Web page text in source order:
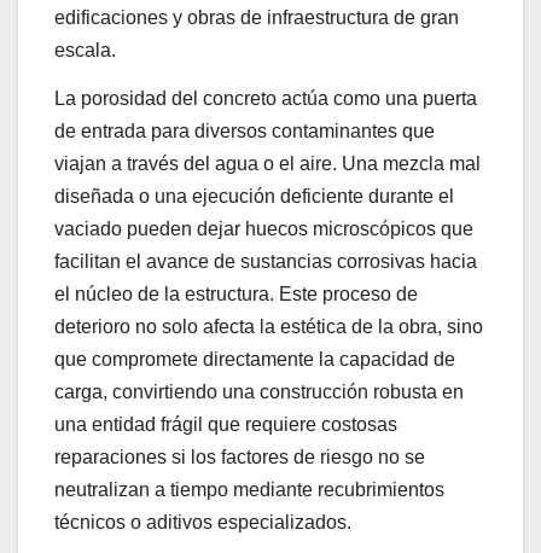
edificaciones y obras de infraestructura de gran
escala.
La porosidad del concreto actúa como una puerta
de entrada para diversos contaminantes que
viajan a través del agua o el aire. Una mezcla mal
diseñada o una ejecución deficiente durante el
vaciado pueden dejar huecos microscópicos que
facilitan el avance de sustancias corrosivas hacia
el núcleo de la estructura. Este proceso de
deterioro no solo afecta la estética de la obra, sino
que compromete directamente la capacidad de
carga, convirtiendo una construcción robusta en
una entidad frágil que requiere costosas
reparaciones si los factores de riesgo no se
neutralizan a tiempo mediante recubrimientos
técnicos o aditivos especializados.